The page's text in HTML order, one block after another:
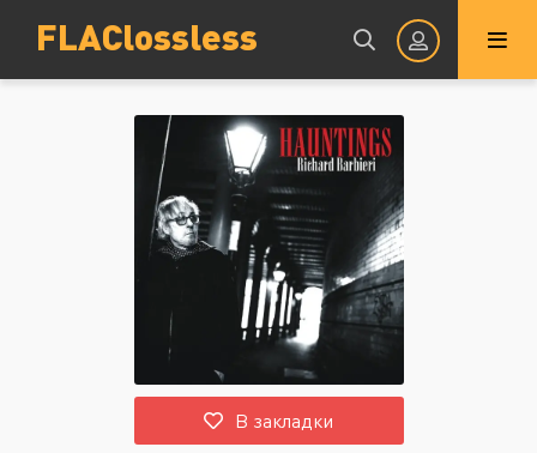
FLAClossless
ВОЙТИ НА САЙТ
Восстановить пароль
В закладки